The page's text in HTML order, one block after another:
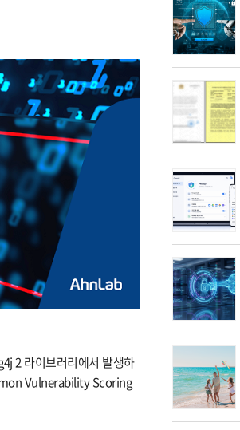
2 라이브러리에서 발생하
Vulnerability Scoring